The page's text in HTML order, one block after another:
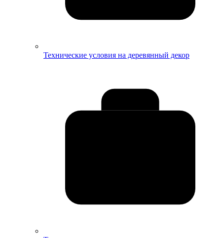
Технические условия на деревянный декор